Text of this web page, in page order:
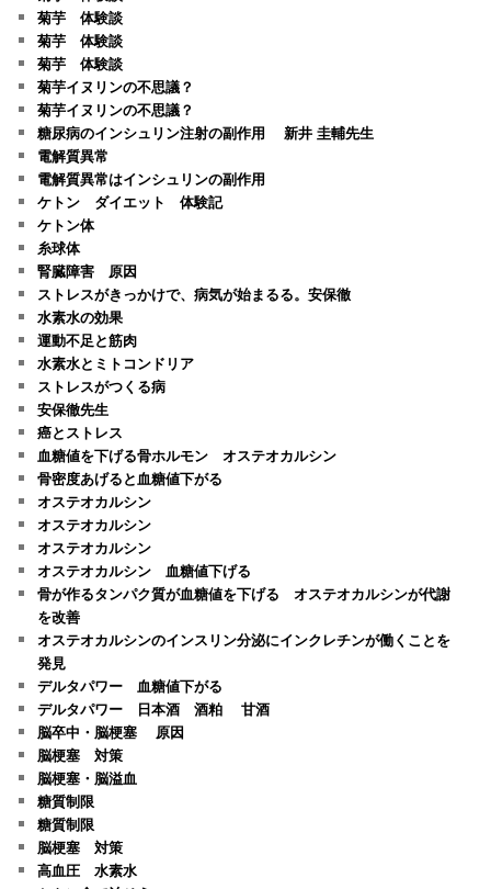
菊芋 体験談
菊芋 体験談
菊芋 体験談
菊芋イヌリンの不思議？
菊芋イヌリンの不思議？
糖尿病のインシュリン注射の副作用 新井 圭輔先生
電解質異常
電解質異常はインシュリンの副作用
ケトン ダイエット 体験記
ケトン体
糸球体
腎臓障害 原因
ストレスがきっかけで、病気が始まるる。安保徹
水素水の効果
運動不足と筋肉
水素水とミトコンドリア
ストレスがつくる病
安保徹先生
癌とストレス
血糖値を下げる骨ホルモン オステオカルシン
骨密度あげると血糖値下がる
オステオカルシン
オステオカルシン
オステオカルシン
オステオカルシン 血糖値下げる
骨が作るタンパク質が血糖値を下げる オステオカルシンが代謝
を改善
オステオカルシンのインスリン分泌にインクレチンが働くことを
発見
デルタパワー 血糖値下がる
デルタパワー 日本酒 酒粕 甘酒
脳卒中・脳梗塞 原因
脳梗塞 対策
脳梗塞・脳溢血
糖質制限
糖質制限
脳梗塞 対策
高血圧 水素水